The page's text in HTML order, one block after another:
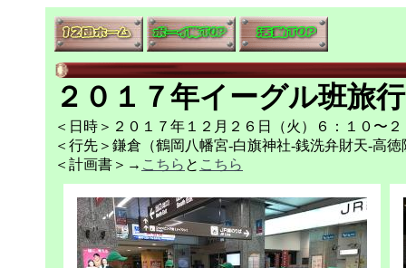
２０１７年イーグル班旅行
＜日時＞２０１７年１２月２６日（火）６：１０〜
＜行先＞鎌倉（鶴岡八幡宮-白旗神社-銭洗弁財天-高徳
＜計画書＞→ こちら と こちら